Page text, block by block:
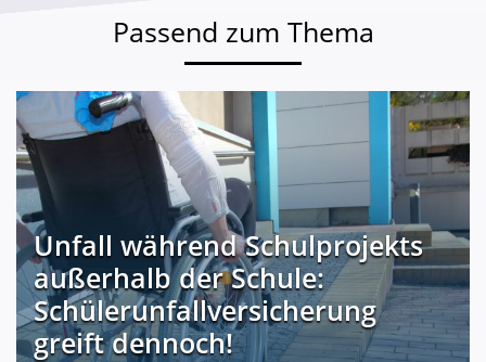
Passend zum Thema
Unfall während Schulprojekts
außerhalb der Schule:
Schülerunfallversicherung
greift dennoch!